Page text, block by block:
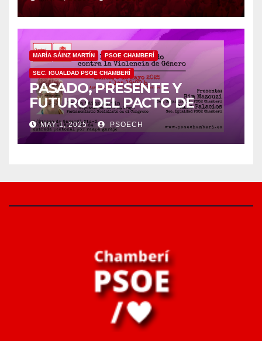
MARÍA SÁINZ MARTÍN PSOE CHAMBERÍ
SEC. IGUALDAD PSOE CHAMBERÍ
PASADO, PRESENTE Y
FUTURO DEL PACTO DE
ESTADO EN MATERIA DE
VIOLENCIA DE GÉNERO
MAY 1, 2025 PSOECH